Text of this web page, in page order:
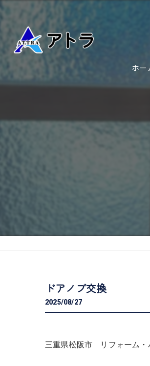
ホー
ドアノブ交換
2025/08/27
三重県松阪市 リフォーム・